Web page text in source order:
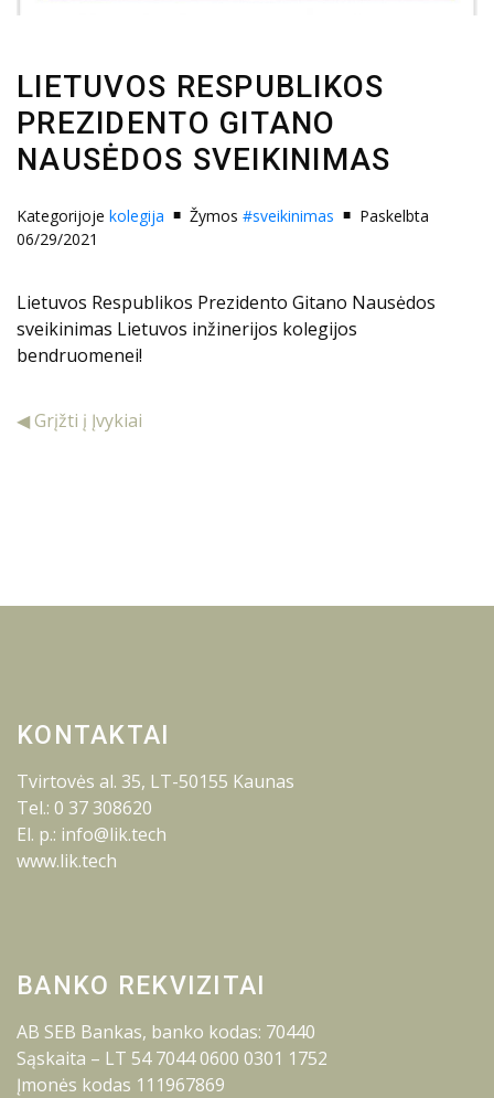
LIETUVOS RESPUBLIKOS
PREZIDENTO GITANO
NAUSĖDOS SVEIKINIMAS
Kategorijoje kolegija Žymos #sveikinimas
Paskelbta
06/29/2021
Lietuvos Respublikos Prezidento Gitano Nausėdos
sveikinimas Lietuvos inžinerijos kolegijos
bendruomenei!
◀ Grįžti į Įvykiai
KONTAKTAI
Tvirtovės al. 35, LT-50155 Kaunas
Tel.: 0 37 308620
El. p.: info@lik.tech
www.lik.tech
BANKO REKVIZITAI
AB SEB Bankas, banko kodas: 70440
Sąskaita – LT 54 7044 0600 0301 1752
Įmonės kodas 111967869